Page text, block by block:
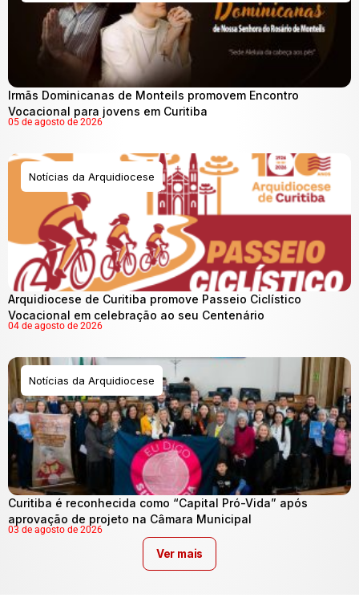
Irmãs Dominicanas de Monteils promovem Encontro
Vocacional para jovens em Curitiba
05 de agosto de 2026
Notícias da Arquidiocese
Arquidiocese de Curitiba promove Passeio Ciclístico
Vocacional em celebração ao seu Centenário
04 de agosto de 2026
Notícias da Arquidiocese
Curitiba é reconhecida como “Capital Pró-Vida” após
aprovação de projeto na Câmara Municipal
03 de agosto de 2026
Ver mais